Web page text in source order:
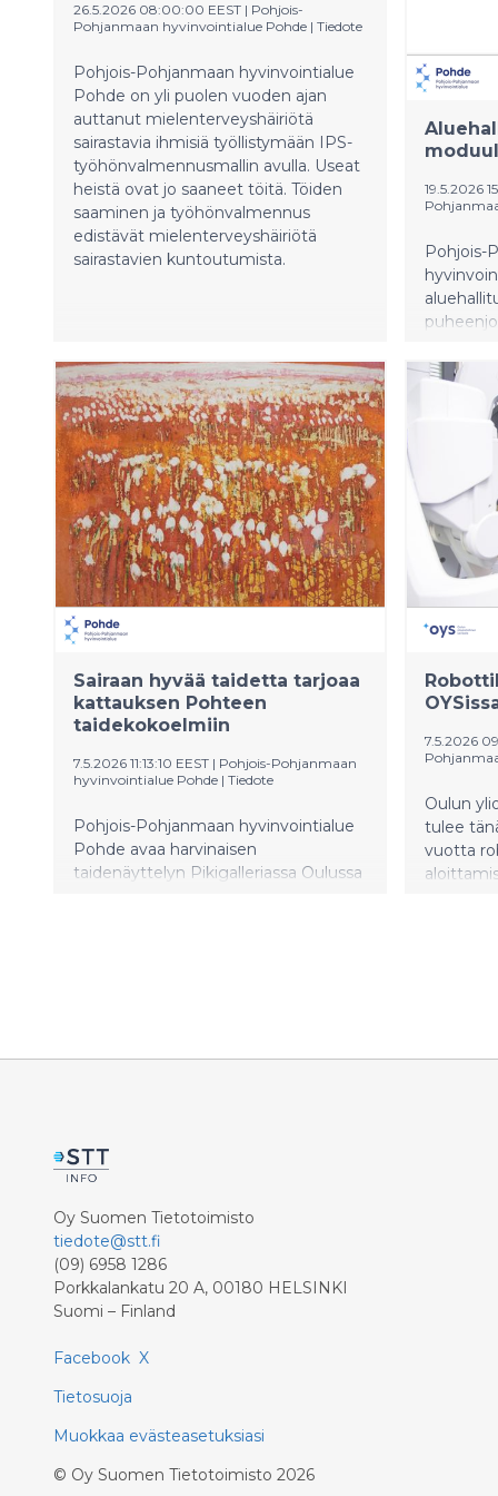
26.5.2026 08:00:00 EEST | Pohjois-
Pohjanmaan hyvinvointialue Pohde | Tiedote
Pohjois-Pohjanmaan hyvinvointialue
Pohde on yli puolen vuoden ajan
auttanut mielenterveyshäiriötä
sairastavia ihmisiä työllistymään IPS-
työhönvalmennusmallin avulla. Useat
heistä ovat jo saaneet töitä. Töiden
saaminen ja työhönvalmennus
edistävät mielenterveyshäiriötä
sairastavien kuntoutumista.
19.5.2026
Pohjois-
vanhoja
Sairaan hyvää taidetta tarjoaa
kattauksen Pohteen
taidekokoelmiin
7.5.2026 11:13:10 EEST | Pohjois-Pohjanmaan
hyvinvointialue Pohde | Tiedote
Pohjois-Pohjanmaan hyvinvointialue
Pohde avaa harvinaisen
taidenäyttelyn Pikigalleriassa Oulussa
7.5.2026
Oulun
tulee
vuotta
osana
Oy Suomen Tietotoimisto
tiedote@stt.fi
(09) 6958 1286
Porkkalankatu 20 A, 00180 HELSINKI
Suomi – Finland
Facebook X
Tietosuoja
Muokkaa evästeasetuksiasi
© Oy Suomen Tietotoimisto 2026